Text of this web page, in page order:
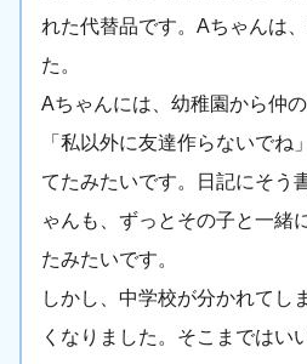
れた代替品です。Aちゃんは
た。
Aちゃんには、幼稚園から仲
「私以外に友達作らないでね
てたみたいです。日記にそう
ゃんも、ずっとその子と一緒
たみたいです。
しかし、中学校が分かれてし
くなりました。そこまではい